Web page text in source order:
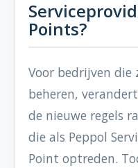
Points?
Voor bedrijven die
beheren,
de nieuwe regels
die als Peppol
Point optreden.